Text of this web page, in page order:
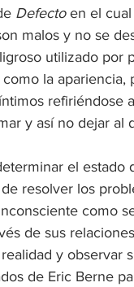
Defecto en el cual
malos y no se
utilizado por
la apariencia,
refiriéndose
y así no dejar al
el estado
resolver los
como
de sus
y observar
de Eric Berne